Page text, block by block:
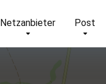
Netzanbieter Post